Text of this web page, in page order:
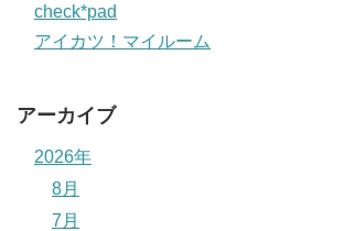
check*pad
アイカツ！マイルーム
アーカイブ
2026年
8月
7月